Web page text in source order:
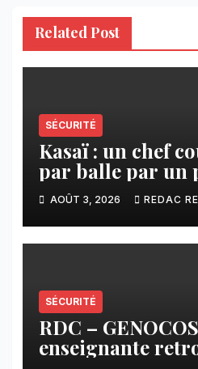
Related Post
SÉCURITÉ
Kasaï : un chef
par balle par un
Kamuesha, la
AOÛT 3, 2026 REDAC
SÉCURITÉ
RDC –
enseignante